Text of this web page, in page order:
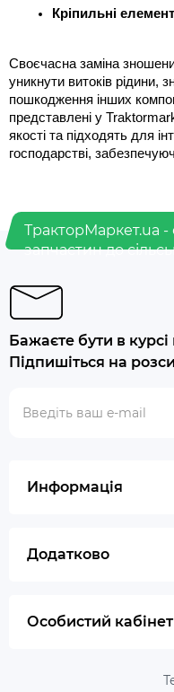
Кріпильні
Своєчасна заміна
уникнути витоків рідини,
пошкодження інших
представлені у
якості та підходять для
господарстві,
ТракторМаркет.ua -
запчастин до
Бажаєте бути в
Підпишіться на
Информація
Додатково
Особистий кабінет